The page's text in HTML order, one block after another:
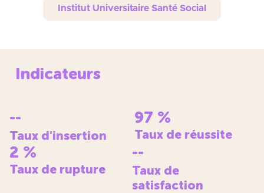
Institut Universitaire Santé Social
Indicateurs
--
Taux d'insertion
97 %
Taux de réussite
2 %
Taux de rupture
--
Taux de
satisfaction